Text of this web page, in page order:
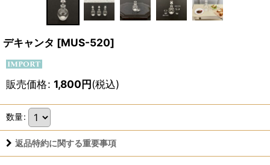
デキャンタ [MUS-520]
販売価格: 1,800円(税込)
数量:
返品特約に関する重要事項